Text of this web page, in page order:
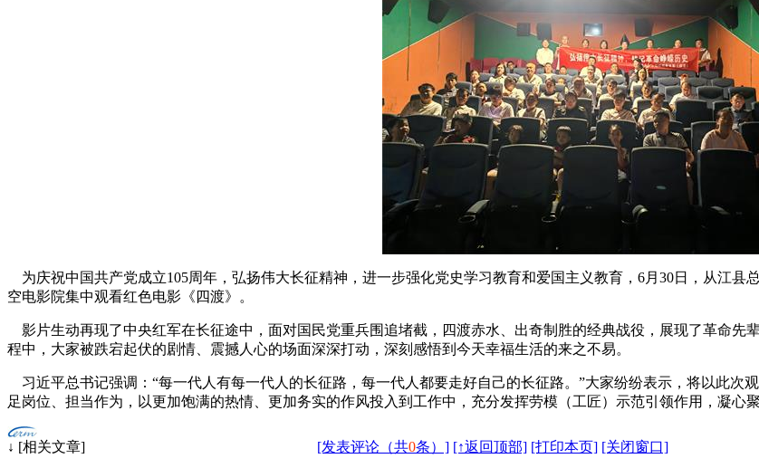
为庆祝中国共产党成立105周年，弘扬伟大长征精神，进一步强化党史学习教育和爱国主义教育，6月30日，从江县
空电影院集中观看红色电影《四渡》。
影片生动再现了中央红军在长征途中，面对国民党重兵围追堵截，四渡赤水、出奇制胜的经典战役，展现了革命先
程中，大家被跌宕起伏的剧情、震撼人心的场面深深打动，深刻感悟到今天幸福生活的来之不易。
习近平总书记强调：“每一代人有每一代人的长征路，每一代人都要走好自己的长征路。”大家纷纷表示，将以此次
足岗位、担当作为，以更加饱满的热情、更加务实的作风投入到工作中，充分发挥劳模（工匠）示范引领作用，凝心
↓ [相关文章] [发表评论（共0条）] [↑返回顶部] [打印本页] [关闭窗口]